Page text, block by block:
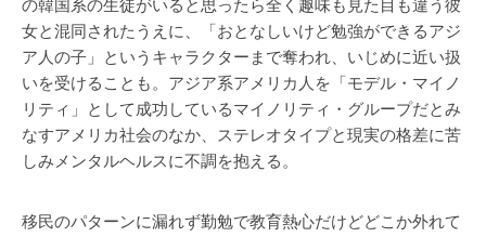
の韓国系の生徒がいると思ったら全く趣味も見た目も違う彼
女と混同されたうえに、「おとなしいけど勉強ができるアジ
ア人の子」というキャラクターまで奪われ、いじめに近い扱
いを受けることも。アジア系アメリカ人を「モデル・マイノ
リティ」として成功しているマイノリティ・グループだとみ
なすアメリカ社会のなか、ステレオタイプと現実の格差に苦
しみメンタルヘルスに不調を抱える。
移民のパターンに漏れず勤勉で教育熱心だけどどこか外れて